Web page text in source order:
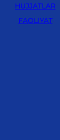
HUJJATLAR
FAOLIYAT